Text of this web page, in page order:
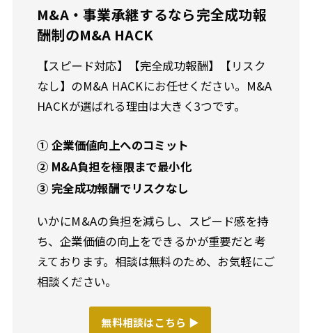
M&A・事業承継するなら完全成功報
酬制のM&A HACK
【スピード対応】【完全成功報酬】【リスク
なし】のM&A HACKにお任せください。M&A
HACKが選ばれる理由は大きく3つです。
① 企業価値向上へのコミット
② M&A負担を極限まで最小化
③ 完全成功報酬でリスクなし
いかにM&Aの負担を減らし、スピード感を持
ち、企業価値の向上をできるかが重要だと考
えております。相談は無料のため、お気軽にご
相談ください。
無料相談はこちら ▶︎